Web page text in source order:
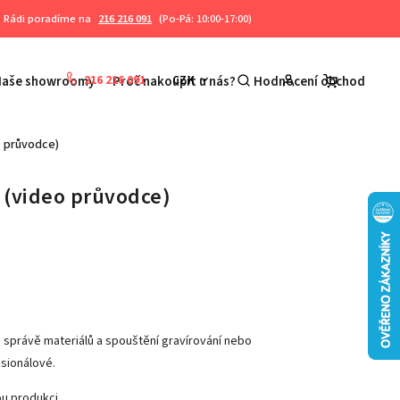
Rádi poradíme na 216 216 091 (Po-Pá: 10:00-17:00)
216 216 091 CZK
showroomy Proč nakoupit u nás? Hodnocení obchodu
průvodce)
průvodce)
materiálů a spouštění gravírování nebo